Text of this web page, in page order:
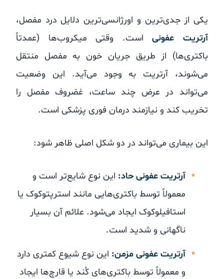
یکی از جدی‌ترین و اورژانسی‌ترین دلایل درد مفصل،
آرتریت عفونیاست. وقتی میکروب‌ها (عمدتاً
باکتری‌ها) از طریق جریان خون به مفصل منتقل
می‌شوند، آرتریت به وجود می‌آید. این وضعیت
می‌تواند در عرض چند ساعت، غضروف مفصل را
تخریب کند و نیازمند درمان فوری پزشکی است.
این بیماری می‌تواند در دو شکل اصلی ظاهر شود:
آرتریت عفونی حاد:این نوع شایع‌تر است و
معمولاً توسط باکتری‌هایی مانند استرپتوکوک یا
استافیلوکوک ایجاد می‌شود. علائم آن بسیار
ناگهانی و شدید است.
آرتریت عفونی مزمن:این نوع شیوع کمتری دارد
و معمولاً توسط باکتری‌های کُند یا قارچ‌ها ایجاد